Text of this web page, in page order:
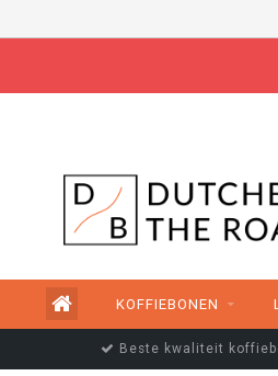
KOFFIEBONEN
Beste kwaliteit